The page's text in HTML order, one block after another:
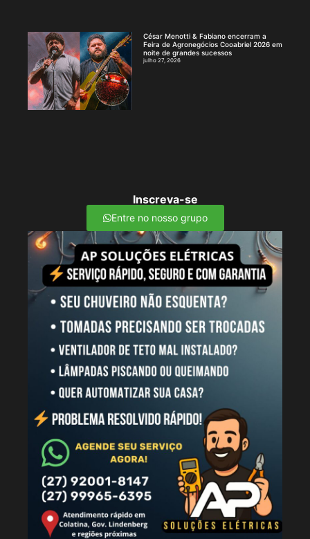
César Menotti & Fabiano encerram a
Feira de Agronegócios Cooabriel 2026 em
noite de grandes sucessos
julho 27, 2026
Inscreva-se
Entre no nosso grupo